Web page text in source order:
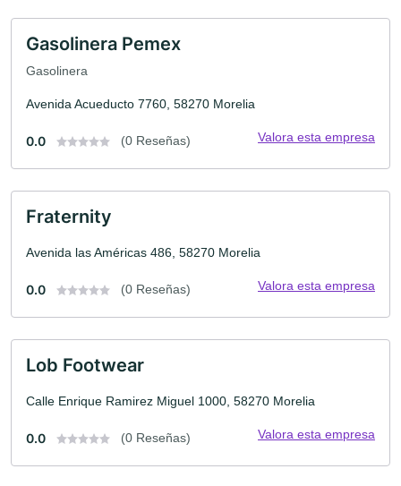
Gasolinera Pemex
Gasolinera
Avenida Acueducto 7760, 58270 Morelia
0.0 (0 Reseñas) Valora esta empresa
Fraternity
Avenida las Américas 486, 58270 Morelia
0.0 (0 Reseñas) Valora esta empresa
Lob Footwear
Calle Enrique Ramirez Miguel 1000, 58270 Morelia
0.0 (0 Reseñas) Valora esta empresa